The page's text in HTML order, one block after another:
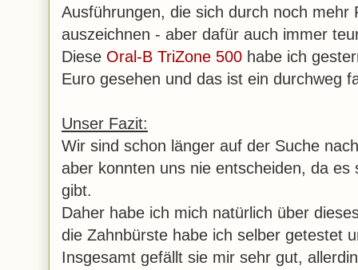
Ausführungen, die sich durch noch mehr
auszeichnen - aber dafür auch immer
Diese Oral-B TriZone 500 habe ich
Euro gesehen und das ist ein durchweg
Unser Fazit:
Wir sind schon länger auf der Suche
aber konnten uns nie entscheiden, da
gibt.
Daher habe ich mich natürlich über
die Zahnbürste habe ich selber getestet
Insgesamt gefällt sie mir sehr gut,